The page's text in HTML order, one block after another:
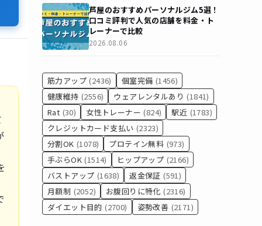
芦屋のおすすめパーソナルジム5選！
口コミ評判で人気の店舗を料金・ト
レーナーで比較
2026.08.06
筋力アップ (2436) 個室完備 (1456)
健康維持 (2556) ウェアレンタルあり (1841)
Rat (30) 女性トレーナー (824) 駅近 (1783)
クレジットカード支払い (2323)
分割OK (1078) プロテイン無料 (973)
手ぶらOK (1514) ヒップアップ (2166)
バストアップ (1638) 返金保証 (591)
月額制 (2052) お腹回りに特化 (2316)
ダイエット目的 (2700) 姿勢改善 (2171)